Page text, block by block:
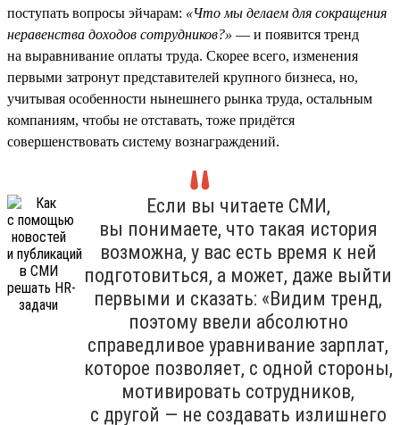
поступать вопросы эйчарам: «Что мы делаем для сокращения
неравенства доходов сотрудников?» — и появится тренд
на выравнивание оплаты труда. Скорее всего, изменения
первыми затронут представителей крупного бизнеса, но,
учитывая особенности нынешнего рынка труда, остальным
компаниям, чтобы не отставать, тоже придётся
совершенствовать систему вознаграждений.
Если вы читаете СМИ,
вы понимаете, что такая история
возможна, у вас есть время к ней
подготовиться, а может, даже выйти
первыми и сказать: «Видим тренд,
поэтому ввели абсолютно
справедливое уравнивание зарплат,
которое позволяет, с одной стороны,
мотивировать сотрудников,
с другой — не создавать излишнего